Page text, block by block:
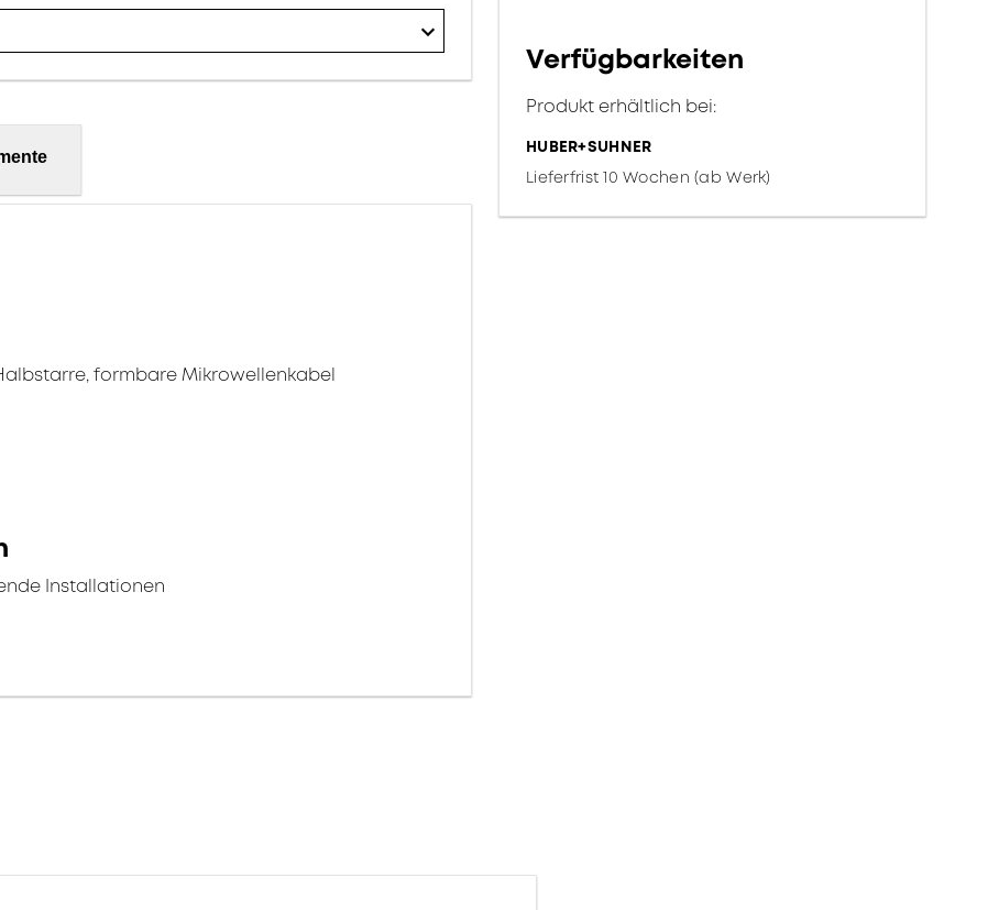
formbare Mikrowellenkabel
Installationen
Verfügbarkeiten
Produkt erhältlich bei:
HUBER+SUHNER
Lieferfrist 10 Wochen (ab Werk)